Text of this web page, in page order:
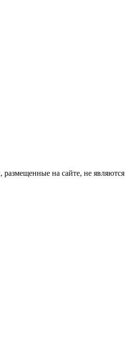
на сайте, не являются